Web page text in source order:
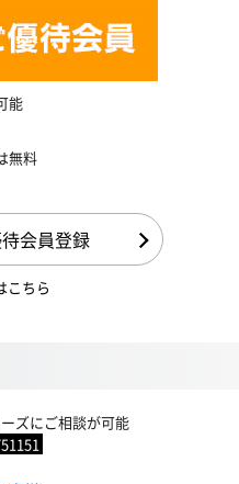
能
無料
会員登録
こちら
ズにご相談が可能